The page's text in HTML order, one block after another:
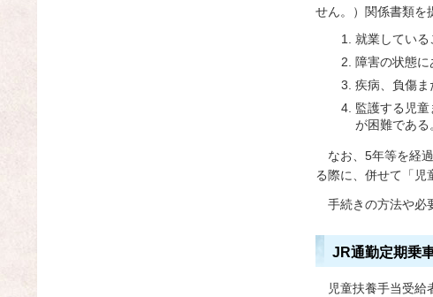
せん。）関係書類を
就業している
障害の状態に
疾病、負傷ま
監護する児
が困難である
なお、5年等を経
る際に、併せて「児
手続きの方法や必
JR通勤定期乗
児童扶養手当受給